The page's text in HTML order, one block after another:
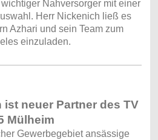
Nahversorger mit einer
Herr Nickenich ließ es
Azhari und sein Team zum
einzuladen.
ist neuer Partner des TV
Mülheim
Gewerbegebiet ansässige